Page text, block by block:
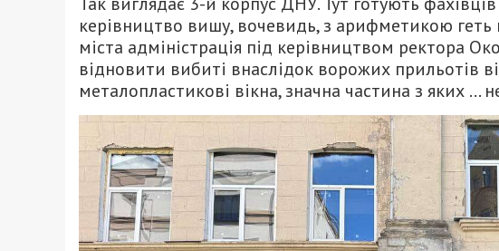
керівництво вишу, вочевидь, з арифметикою
міста адміністрація під керівництвом ректора
відновити вибиті внаслідок ворожих прильотів
металопластикові вікна, значна частина з яких …